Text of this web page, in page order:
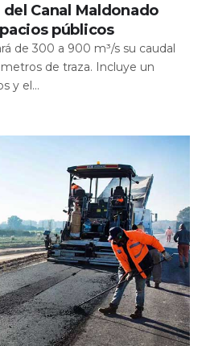
Canal Maldonado
públicos
de 300 a 900 m³/s su caudal
de traza. Incluye un
y el...